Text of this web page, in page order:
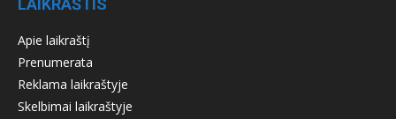
LAIKRAŠTIS
Apie laikraštį
Prenumerata
Reklama laikraštyje
Skelbimai laikraštyje